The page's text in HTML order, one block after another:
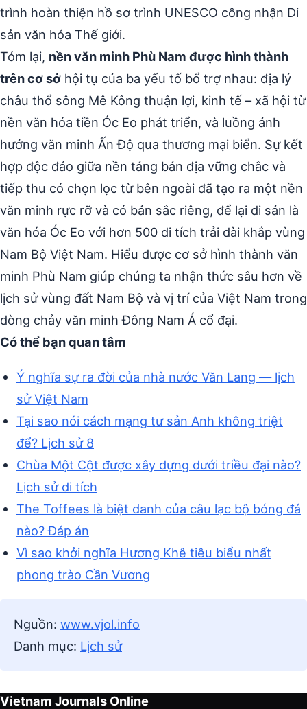
trình hoàn thiện hồ sơ trình UNESCO công nhận Di
sản văn hóa Thế giới.
Tóm lại, nền văn minh Phù Nam được hình thành
trên cơ sở hội tụ của ba yếu tố bổ trợ nhau: địa lý
châu thổ sông Mê Kông thuận lợi, kinh tế – xã hội từ
nền văn hóa tiền Óc Eo phát triển, và luồng ảnh
hưởng văn minh Ấn Độ qua thương mại biển. Sự kết
hợp độc đáo giữa nền tảng bản địa vững chắc và
tiếp thu có chọn lọc từ bên ngoài đã tạo ra một nền
văn minh rực rỡ và có bản sắc riêng, để lại di sản là
văn hóa Óc Eo với hơn 500 di tích trải dài khắp vùng
Nam Bộ Việt Nam. Hiểu được cơ sở hình thành văn
minh Phù Nam giúp chúng ta nhận thức sâu hơn về
lịch sử vùng đất Nam Bộ và vị trí của Việt Nam trong
dòng chảy văn minh Đông Nam Á cổ đại.
Có thể bạn quan tâm
Ý nghĩa sự ra đời của nhà nước Văn Lang — lịch
sử Việt Nam
Tại sao nói cách mạng tư sản Anh không triệt
để? Lịch sử 8
Chùa Một Cột được xây dựng dưới triều đại nào?
Lịch sử di tích
The Toffees là biệt danh của câu lạc bộ bóng đá
nào? Đáp án
Vì sao khởi nghĩa Hương Khê tiêu biểu nhất
phong trào Cần Vương
Nguồn: www.vjol.info
Danh mục: Lịch sử
Vietnam Journals Online